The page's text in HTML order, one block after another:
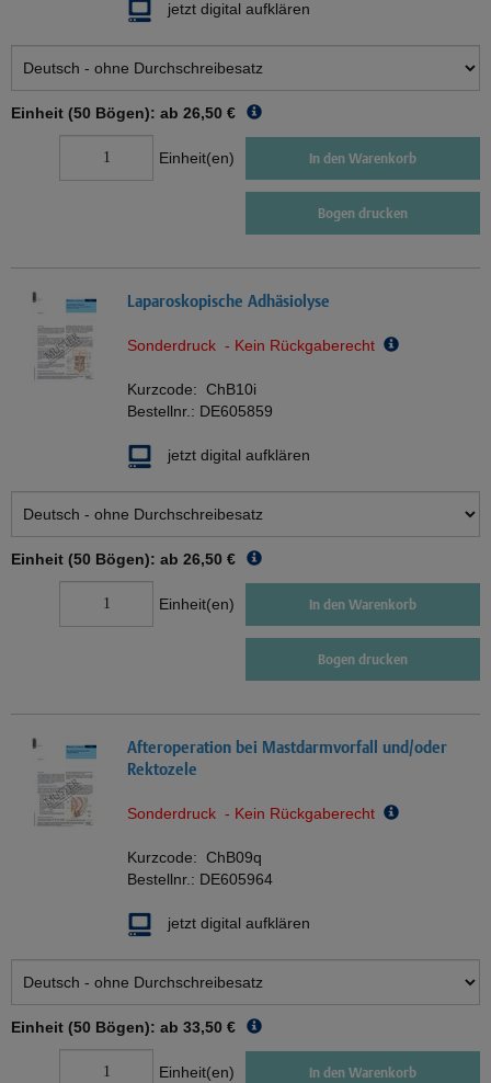
jetzt digital aufklären
Einheit (50 Bögen): ab 26,50 €
Einheit(en) In den Warenkorb
Bogen drucken
Laparoskopische Adhäsiolyse
Sonderdruck - Kein Rückgaberecht
Kurzcode: ChB10i
Bestellnr.: DE605859
jetzt digital aufklären
Einheit (50 Bögen): ab 26,50 €
Einheit(en) In den Warenkorb
Bogen drucken
Afteroperation bei Mastdarmvorfall und/oder
Rektozele
Sonderdruck - Kein Rückgaberecht
Kurzcode: ChB09q
Bestellnr.: DE605964
jetzt digital aufklären
Einheit (50 Bögen): ab 33,50 €
Einheit(en) In den Warenkorb